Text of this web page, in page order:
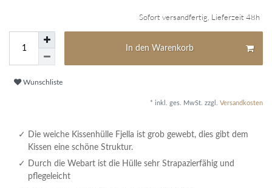
Sofort versandfertig, Lieferzeit 48h
In den Warenkorb
Wunschliste
* inkl. ges. MwSt. zzgl. Versandkosten
Die weiche Kissenhülle Fjella ist grob gewebt, dies gibt dem
Kissen eine schöne Struktur.
Durch die Webart ist die Hülle sehr Strapazierfähig und
pflegeleicht